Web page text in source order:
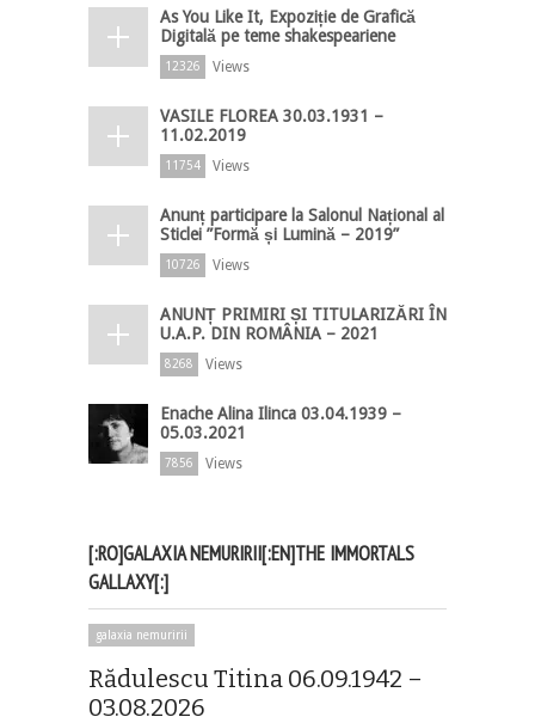
As You Like It, Expoziție de Grafică
Digitală pe teme shakespeariene
12326 Views
VASILE FLOREA 30.03.1931 –
11.02.2019
11754 Views
Anunț participare la Salonul Național al
Sticlei ”Formă și Lumină – 2019”
10726 Views
ANUNȚ PRIMIRI ȘI TITULARIZĂRI ÎN
U.A.P. DIN ROMÂNIA – 2021
8268 Views
Enache Alina Ilinca 03.04.1939 –
05.03.2021
7856 Views
[:RO]GALAXIA NEMURIRII[:EN]THE IMMORTALS
GALLAXY[:]
galaxia nemuririi
Rădulescu Titina 06.09.1942 –
03.08.2026